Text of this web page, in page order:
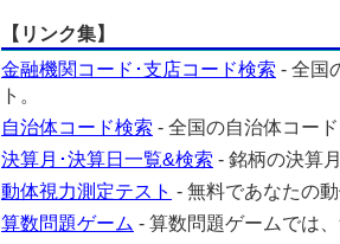
【リンク集】
金融機関コード･支店コード検索 - 全国
ト。
自治体コード検索 - 全国の自治体コー
決算月･決算日一覧&検索 - 銘柄の決算
動体視力測定テスト - 無料であなたの
算数問題ゲーム - 算数問題ゲームでは